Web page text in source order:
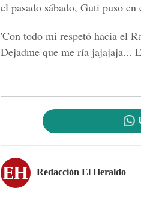
el pasado sábado, Guti puso
'Con todo mi respetó hacia el
Dejadme que me ría jajajaja...
Redacción El Heraldo